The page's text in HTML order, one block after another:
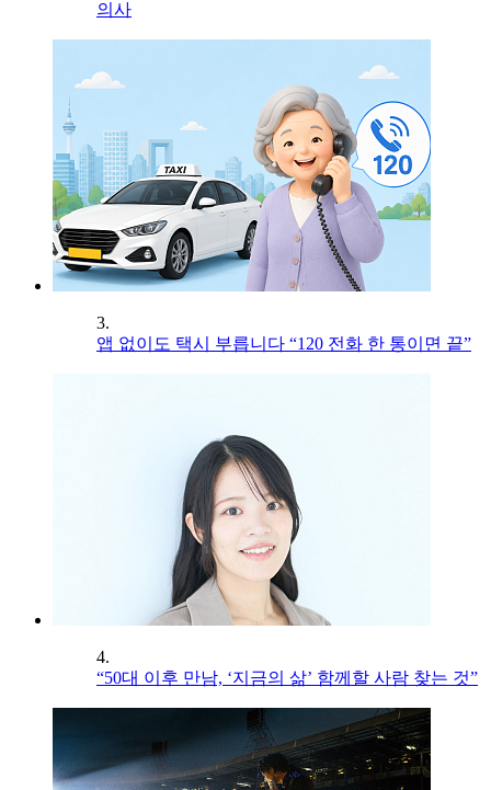
의사
3.
앱 없이도 택시 부릅니다 “120 전화 한 통이면 끝”
4.
“50대 이후 만남, ‘지금의 삶’ 함께할 사람 찾는 것”